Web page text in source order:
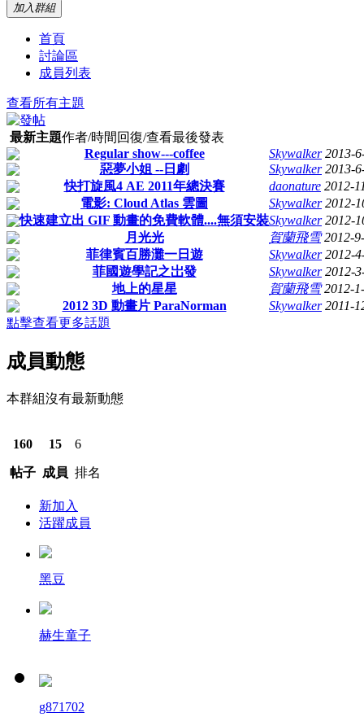
加入群組
首頁
討論區
成員列表
查看所有主題
最新主題作者/時間 回復/查看最後發表
Regular show---coffee
Skywalker 2013-
惡夢小姐 --日劇
Skywalker 2013-
快打旋風4 AE 2011年總決賽
daonature 2012-
電影: Cloud Atlas 雲圖
Skywalker 2012-
快速建立出 GIF 動畫的免費軟體....無須安裝Skywalker 2012-
月光光
賀蘭飛雪 2012-
菲律賓百勝灘一日遊
Skywalker 2012-
菲國遊學記之岀發
Skywalker 2012-
地上的星星
賀蘭飛雪 2012-
2012 3D 動畫片 ParaNorman
Skywalker 2011-
點擊查看更多話題
成員動態
本群組沒有最新動態
160
帖子
15
成員
6
排名
新加入
活躍成員
黑豆
赫生童子
g871702